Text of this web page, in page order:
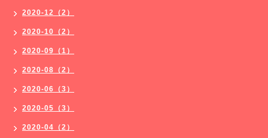
2020-12（2）
2020-10（2）
2020-09（1）
2020-08（2）
2020-06（3）
2020-05（3）
2020-04（2）